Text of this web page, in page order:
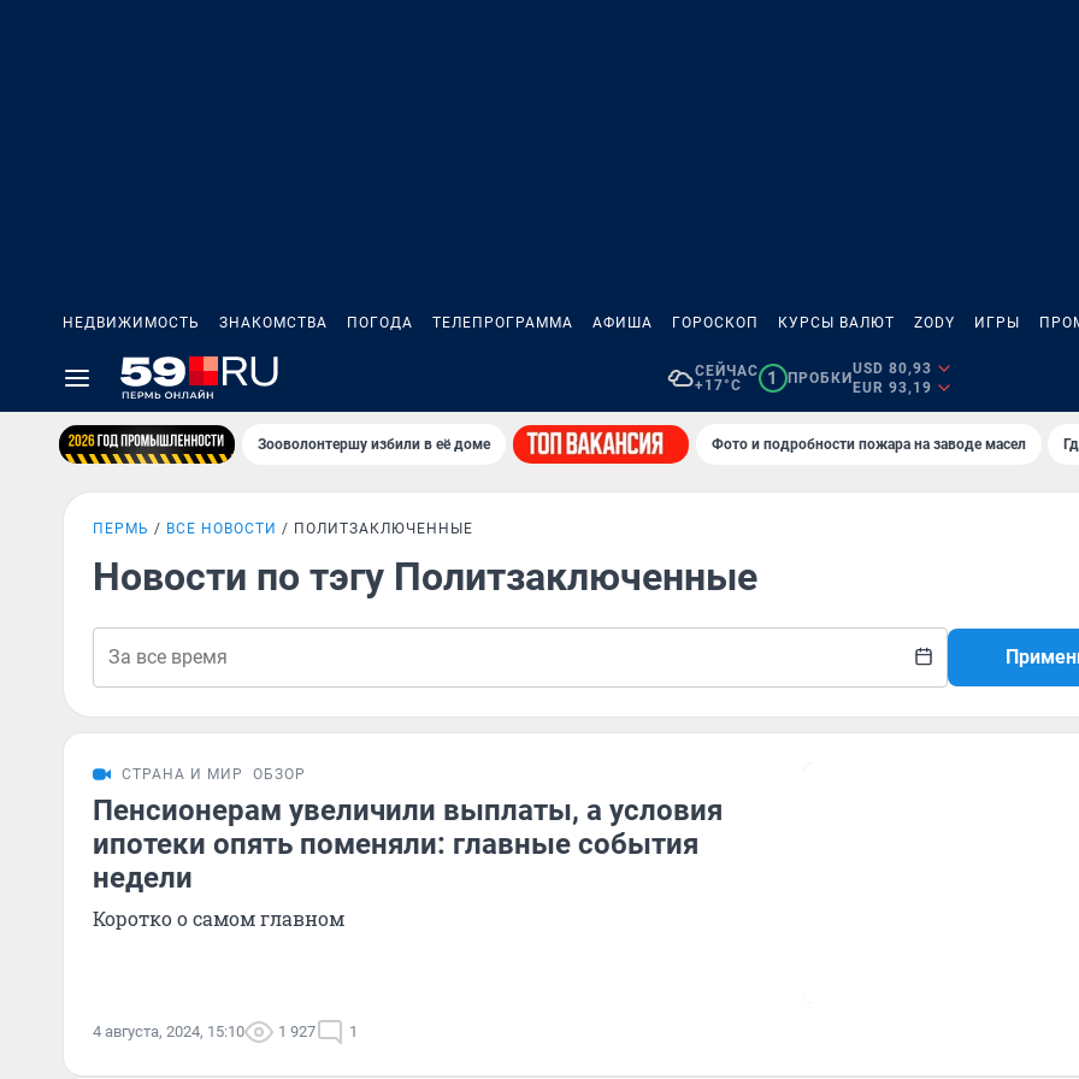
НЕДВИЖИМОСТЬ ЗНАКОМСТВА ПОГОДА ТЕЛЕПРОГРАММА АФИША ГОРОСКОП КУРСЫ ВАЛЮТ ZODY ИГРЫ
СЕЙЧАС
+17°C
1 ПРОБКИ
USD 80,93
EUR 93,19
Зооволонтершу избили в её доме Фото и подробности пожара на заводе масел
ПЕРМЬ ВСЕ НОВОСТИ ПОЛИТЗАКЛЮЧЕННЫЕ
Новости по тэгу Политзаключенные
СТРАНА И МИР ОБЗОР
Пенсионерам увеличили выплаты, а условия
ипотеки опять поменяли: главные события
недели
Коротко о самом главном
4 августа, 2024, 15:10 1 927 1